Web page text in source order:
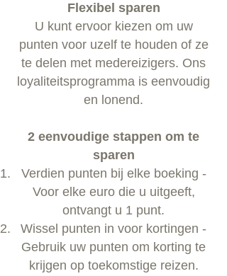
Flexibel sparen
U kunt ervoor kiezen om uw
punten voor uzelf te houden of ze
te delen met medereizigers. Ons
loyaliteitsprogramma is eenvoudig
en lonend.
2 eenvoudige stappen om te
sparen
Verdien punten bij elke boeking -
Voor elke euro die u uitgeeft,
ontvangt u 1 punt.
Wissel punten in voor kortingen -
Gebruik uw punten om korting te
krijgen op toekomstige reizen.